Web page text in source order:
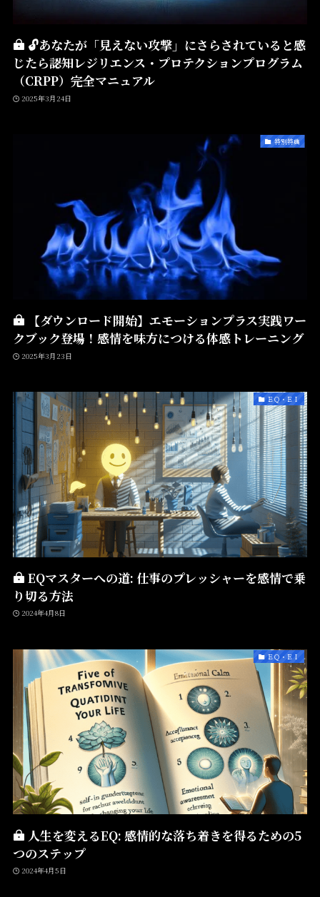
🔓あなたが「見えない攻撃」にさらされていると感
じたら――認知レジリエンス・プロテクションプログラム
（CRPP）――完全マニュアル
2025年3月24日
特別特典
【ダウンロード開始】エモーションプラス実践ワー
クブック登場！感情を味方につける体感トレーニング
2025年3月23日
ＥＱ・ＥＩ
EQマスターへの道: 仕事のプレッシャーを感情で乗
り切る方法
2024年4月8日
ＥＱ・ＥＩ
人生を変えるEQ: 感情的な落ち着きを得るための5
つのステップ
2024年4月5日